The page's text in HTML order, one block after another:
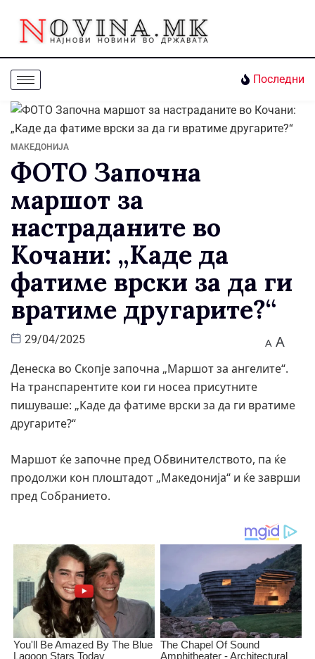
Последни
МАКЕДОНИЈА
ФОТО Започна
маршот за
настраданите во
Кочани: „Каде да
фатиме врски за да ги
вратиме другарите?“
29/04/2025 A A
Денеска во Скопје започна „Маршот за ангелите“.
На транспарентите кои ги носеа присутните
пишуваше: „Каде да фатиме врски за да ги вратиме
другарите?“
Маршот ќе започне пред Oбвинителството, па ќе
продолжи кон плоштадот „Македонија“ и ќе заврши
пред Собранието.